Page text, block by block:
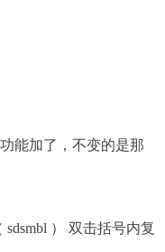
能加了，不变的是那
） 双击括号内复